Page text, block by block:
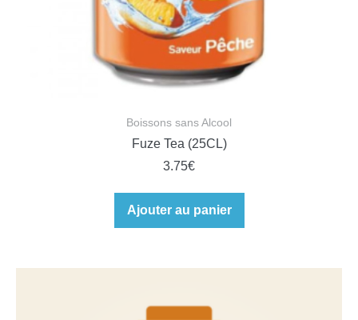
Boissons sans Alcool
Fuze Tea (25CL)
3.75€
Ajouter au panier